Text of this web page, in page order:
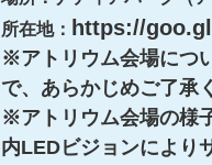
所在地： https://
※アトリウム会場につ
で、あらかじめご了承
※アトリウム会場の様
内LEDビジョンにより